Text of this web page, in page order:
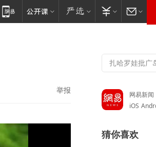
举报
网易新闻
iOS
猜你喜欢